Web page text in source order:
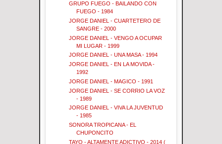
GRUPO FUEGO - BAILANDO CON
FUEGO - 1984
JORGE DANIEL - CUARTETERO DE
SANGRE - 2000
JORGE DANIEL - VENGO A OCUPAR
MI LUGAR - 1999
JORGE DANIEL - UNA MASA - 1994
JORGE DANIEL - EN LA MOVIDA -
1992
JORGE DANIEL - MAGICO - 1991
JORGE DANIEL - SE CORRIO LA VOZ
- 1989
JORGE DANIEL - VIVA LA JUVENTUD
- 1985
SONORA TROPICANA - EL
CHUPONCITO
TAYO - ALTAMENTE ADICTIVO - 2014 (